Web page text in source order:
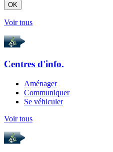
OK
Voir tous
Centres d'info.
Aménager
Communiquer
Se véhiculer
Voir tous